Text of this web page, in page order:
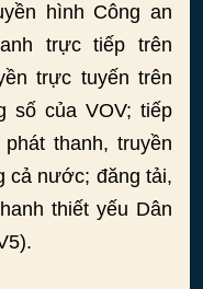
hình Công an
trực tiếp trên
trực tuyến trên
số của VOV; tiếp
thanh, truyền
cả nước; đăng tải,
thiết yếu Dân